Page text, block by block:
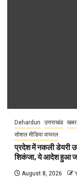
Dehardun उत्तराखंड
सोशल मीडिया वायरल
प्रदेश में नकली डेयरी
शिकंजा, ये आदेश हुआ
August 8, 2026